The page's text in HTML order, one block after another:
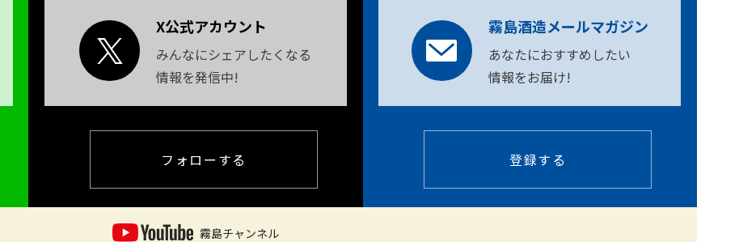
X公式アカウント
みんなにシェアしたくなる
情報を発信中!
フォローする
霧島酒造メールマガジン
あなたにおすすめしたい
情報をお届け!
登録する
霧島チャンネル